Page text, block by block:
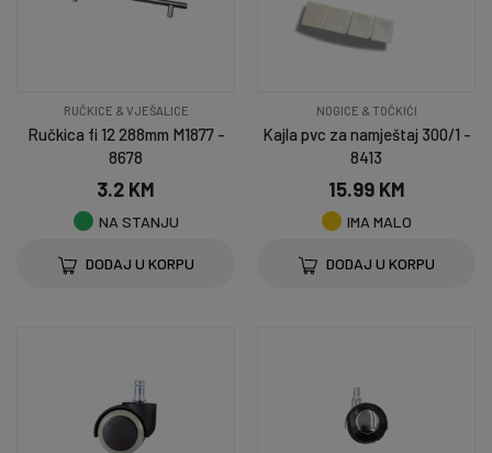
RUČKICE & VJEŠALICE
Ručkica fi 12 288mm M1877 -
8678
3.2 KM
NA STANJU
DODAJ U KORPU
NOGICE & TOČKIĆI
Kajla pvc za namještaj 300/1 -
8413
15.99 KM
IMA MALO
DODAJ U KORPU